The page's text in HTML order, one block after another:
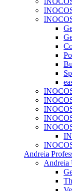
Andreia
Andreia